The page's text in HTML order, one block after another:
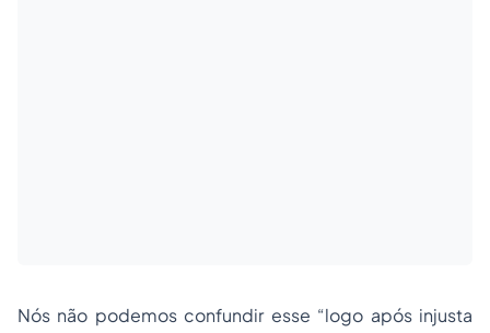
Nós não podemos confundir esse “logo após injusta